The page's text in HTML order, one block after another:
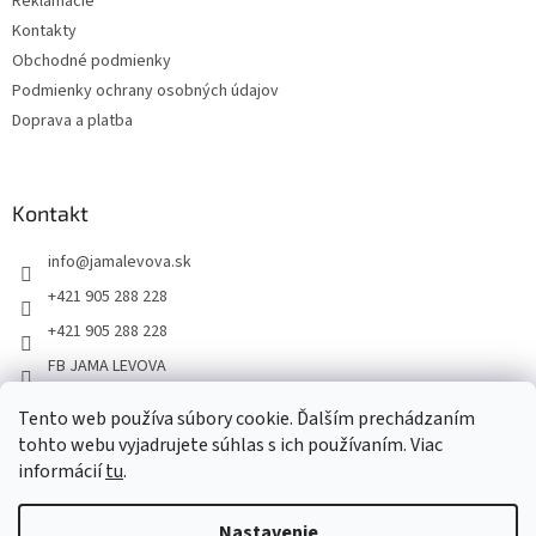
Tento web používa súbory cookie. Ďalším prechádzaním
tohto webu vyjadrujete súhlas s ich používaním. Viac
informáciítu.
Kontakty
Obchodné podmienky
Podmienky ochrany osobných údajov
Doprava a platba
Kontakt
info@jamalevova.sk
+421 905 288 228
+421 905 288 228
FB JAMA LEVOVA
JamaLevova
+421905288228